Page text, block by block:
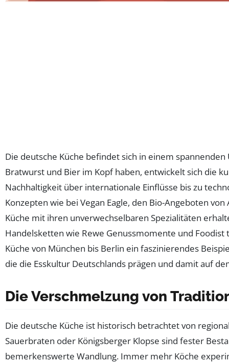
Die deutsche Küche befindet sich in einem
Bratwurst und Bier im Kopf haben, entwickelt sich die
Nachhaltigkeit über internationale Einflüsse bis zu
Konzepten wie bei Vegan Eagle, den Bio-Angeboten
Küche mit ihren unverwechselbaren Spezialitäten
Handelsketten wie Rewe Genussmomente und
Küche von München bis Berlin ein faszinierendes
die die Esskultur Deutschlands prägen und damit auf
Die Verschmelzung von
Die deutsche Küche ist historisch betrachtet von
Sauerbraten oder Königsberger Klopse sind fester
bemerkenswerte Wandlung. Immer mehr Köche